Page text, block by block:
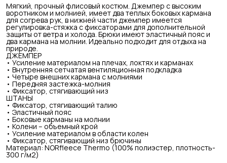
Мягкий, прочный флисовый костюм. Джемпер с высоким
воротником и молнией, имеет два теплых боковых кармана
для согрева рук, в нижней части джемпер имеется
регулировка-стяжка с фиксаторами для дополнительной
защиты от ветра и холода. Брюки имеют эластичный пояс и
два кармана на молнии. Идеально подходит для отдыха на
природе.
ДЖЕМПЕР
• Усиление материалом на плечах, локтях и карманах
• Внутренняя сетчатая вентиляционная подкладка
• Четыре внешних кармана с молниями
• Передняя застежка-молния
• Фиксатор, стягивающий низ
ШТАНЫ
• Фиксатор, стягивающий талию
• Эластичный пояс
• Боковые карманы на молнии
• Колени – объемный крой
• Усиление материалом в области колен
• Фиксатор, стягивающий низ брючины
Материал: NORfleece Thermo (100% полиэстер, плотность-
300 г/м2)